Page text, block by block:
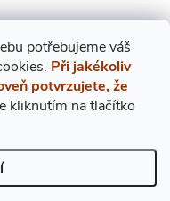
potřebujeme váš
Při jakékoliv
potvrzujete, že
kliknutím na tlačítko
ještě dnes!